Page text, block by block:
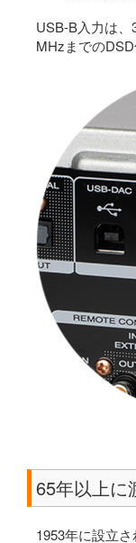
USB-B入力は
MHzまでのDSD
65年以上に
1953年に設立